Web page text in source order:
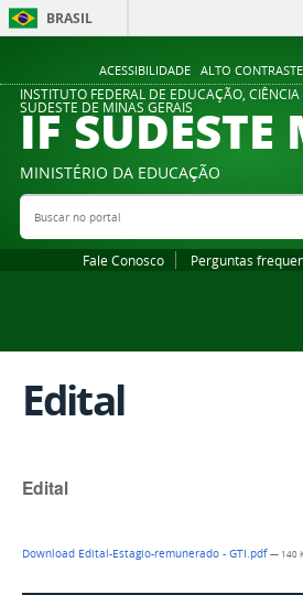
ACESSIBILIDADE ALTO CONTRASTE
BRASIL
INSTITUTO FEDERAL DE EDUCAÇÃO,
SUDESTE DE MINAS GERAIS
IF SUDESTE
MINISTÉRIO DA EDUCAÇÃO
Buscar no portal
Fale Conosco Perguntas
Edital
Edital
Download Edital-Estagio-remunerado - GTI.pdf— 140